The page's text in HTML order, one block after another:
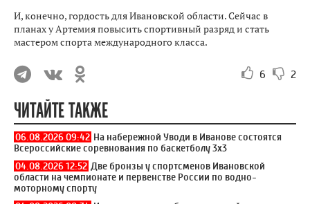
И, конечно, гордость для Ивановской области. Сейчас в
планах у Артемия повысить спортивный разряд и стать
мастером спорта международного класса.
6 2
ЧИТАЙТЕ ТАКЖЕ
06.08.2026 09:42 На набережной Уводи в Иванове состоятся
Всероссийские соревнования по баскетболу 3x3
04.08.2026 12:52 Две бронзы у спортсменов Ивановской
области на чемпионате и первенстве России по водно-
моторному спорту